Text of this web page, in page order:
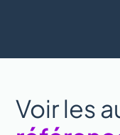
Voir les